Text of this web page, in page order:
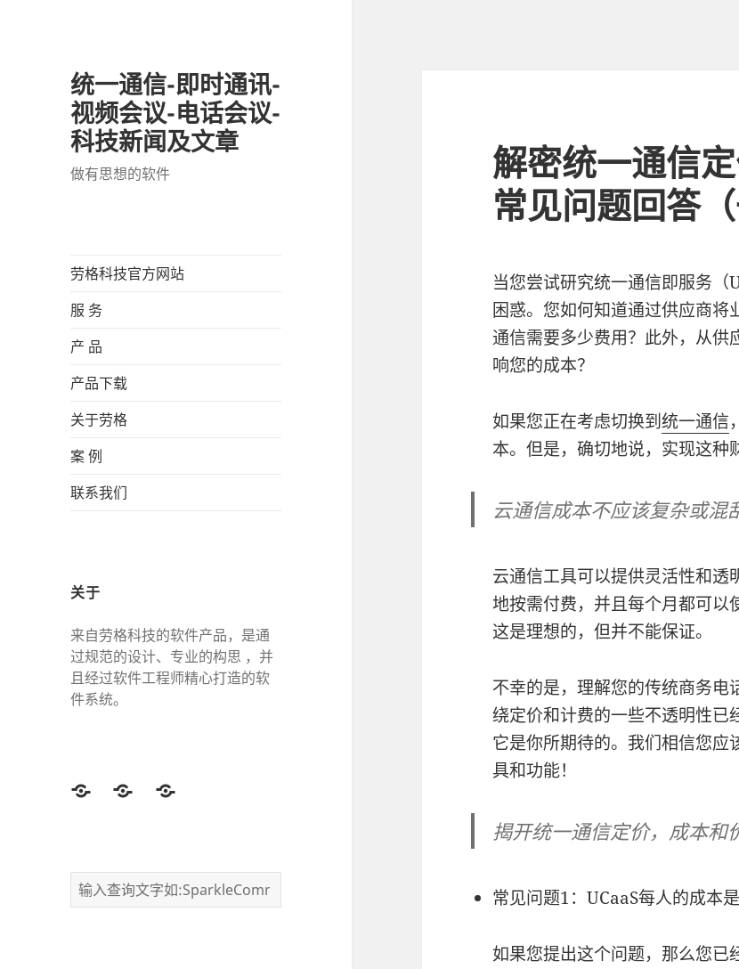
统一通信-即时通讯-
视频会议-电话会议-
科技新闻及文章
做有思想的软件
劳格科技官方网站
服 务
产 品
产品下载
关于劳格
案 例
联系我们
关于
来自劳格科技的软件产品，是通
过规范的设计、专业的构思 ，并
且经过软件工程师精心打造的软
件系统。
TwitterFacebookGoogle
解密统一通信
常见问题回答（
当您尝试研究统一通信即服务（
困惑。您如何知道通过供应商将
通信需要多少费用？此外，从供
响您的成本？
如果您正在考虑切换到统一通信
本。但是，确切地说，实现这种
云通信成本不应该复杂或混
云通信工具可以提供灵活性和透
地按需付费，并且每个月都可以
这是理想的，但并不能保证。
不幸的是，理解您的传统商务电
绕定价和计费的一些不透明性已
它是你所期待的。我们相信您应
具和功能！
揭开统一通信定价，成本和
常见问题1：UCaaS每人的成本是
如果您提出这个问题，那么您已